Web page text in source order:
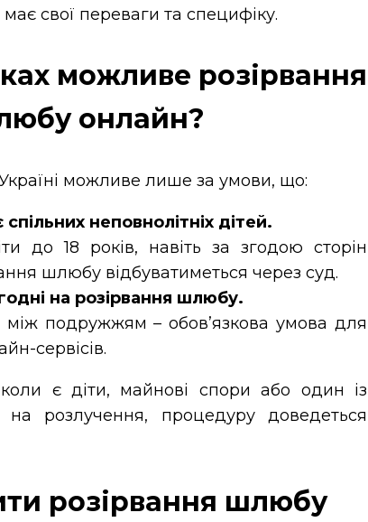
свої переваги та специфіку.
можливе розірвання
онлайн?
можливе лише за умови, що:
неповнолітніх дітей.
до 18 років, навіть за згодою сторін
шлюбу відбуватиметься через суд.
на розірвання шлюбу.
між подружжям – обов’язкова умова для
сервісів.
є діти, майнові спори або один із
розлучення, процедуру доведеться
розірвання шлюбу